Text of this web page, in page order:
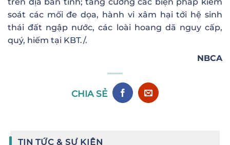
soát các mối đe dọa, hành vi xâm hại tới hệ sinh
thái đất ngập nước, các loài hoang dã nguy cấp,
quý, hiếm tại KBT./.
NBCA
CHIA SẺ
TIN TỨC & SỰ KIỆN